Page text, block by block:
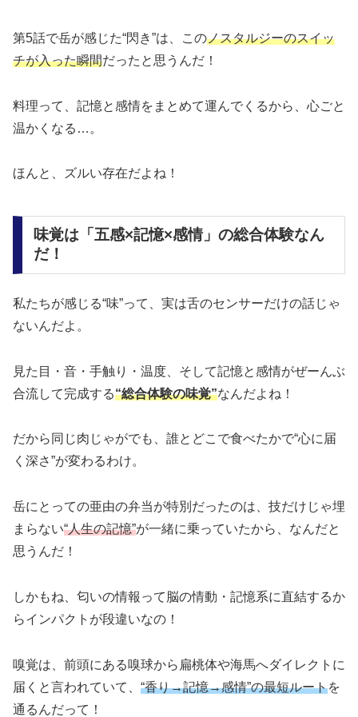
第5話で岳が感じた“閃き”は、このノスタルジーのスイッ
チが入った瞬間だったと思うんだ！
料理って、記憶と感情をまとめて運んでくるから、心ごと
温かくなる…。
ほんと、ズルい存在だよね！
味覚は「五感×記憶×感情」の総合体験なん
だ！
私たちが感じる“味”って、実は舌のセンサーだけの話じゃ
ないんだよ。
見た目・音・手触り・温度、そして記憶と感情がぜーんぶ
合流して完成する“総合体験の味覚”なんだよね！
だから同じ肉じゃがでも、誰とどこで食べたかで“心に届
く深さ”が変わるわけ。
岳にとっての亜由の弁当が特別だったのは、技だけじゃ埋
まらない“人生の記憶”が一緒に乗っていたから、なんだと
思うんだ！
しかもね、匂いの情報って脳の情動・記憶系に直結するか
らインパクトが段違いなの！
嗅覚は、前頭にある嗅球から扁桃体や海馬へダイレクトに
届くと言われていて、 “香り→記憶→感情”の最短ルートを
通るんだって！